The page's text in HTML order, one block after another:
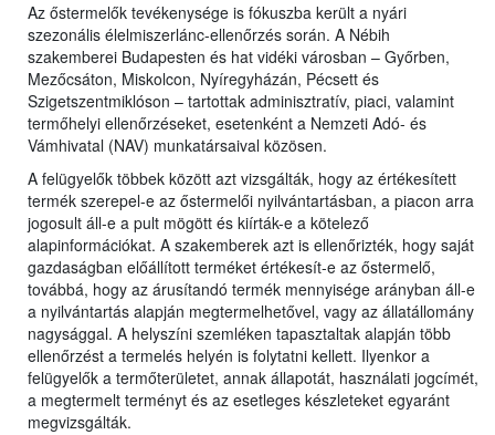
Az őstermelők tevékenysége is fókuszba került a nyári
szezonális élelmiszerlánc-ellenőrzés során. A Nébih
szakemberei Budapesten és hat vidéki városban – Győrben,
Mezőcsáton, Miskolcon, Nyíregyházán, Pécsett és
Szigetszentmiklóson – tartottak adminisztratív, piaci, valamint
termőhelyi ellenőrzéseket, esetenként a Nemzeti Adó- és
Vámhivatal (NAV) munkatársaival közösen.
A felügyelők többek között azt vizsgálták, hogy az értékesített
termék szerepel-e az őstermelői nyilvántartásban, a piacon arra
jogosult áll-e a pult mögött és kiírták-e a kötelező
alapinformációkat. A szakemberek azt is ellenőrizték, hogy saját
gazdaságban előállított terméket értékesít-e az őstermelő,
továbbá, hogy az árusítandó termék mennyisége arányban áll-e
a nyilvántartás alapján megtermelhetővel, vagy az állatállomány
nagysággal. A helyszíni szemléken tapasztaltak alapján több
ellenőrzést a termelés helyén is folytatni kellett. Ilyenkor a
felügyelők a termőterületet, annak állapotát, használati jogcímét,
a megtermelt terményt és az esetleges készleteket egyaránt
megvizsgálták.